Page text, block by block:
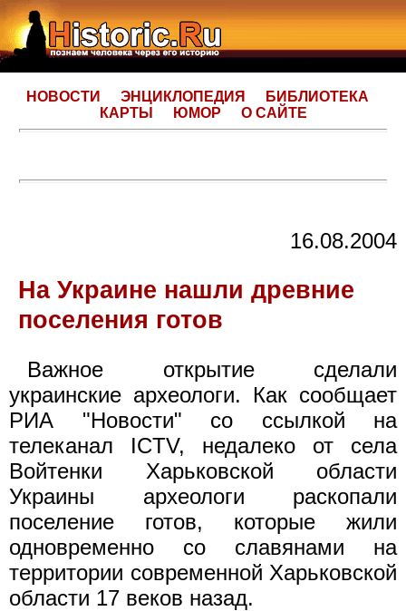
НОВОСТИ ЭНЦИКЛОПЕДИЯ
БИБЛИОТЕКА
КАРТЫ
ЮМОР О САЙТЕ
16.08.2004
На Украине нашли древние
поселения готов
Важное открытие сделали
украинские археологи. Как сообщает
РИА "Новости" со ссылкой на
телеканал ICTV, недалеко от села
Войтенки Харьковской области
Украины археологи раскопали
поселение готов, которые жили
одновременно со славянами на
территории современной Харьковской
области 17 веков назад.